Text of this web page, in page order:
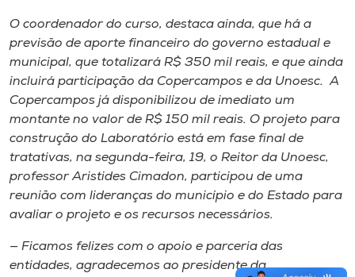
O coordenador do curso, destaca ainda, que há a
previsão de aporte financeiro do governo estadual e
municipal, que totalizará R$ 350 mil reais, e que ainda
incluirá participação da Copercampos e da Unoesc. A
Copercampos já disponibilizou de imediato um
montante no valor de R$ 150 mil reais. O projeto para
construção do Laboratório está em fase final de
tratativas, na segunda-feira, 19, o Reitor da Unoesc,
professor Aristides Cimadon, participou de uma
reunião com lideranças do município e do Estado para
avaliar o projeto e os recursos necessários.
— Ficamos felizes com o apoio e parceria das
entidades, agradecemos ao presidente da